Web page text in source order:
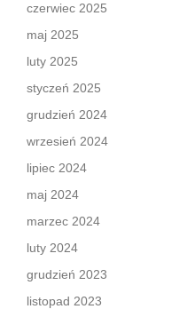
czerwiec 2025
maj 2025
luty 2025
styczeń 2025
grudzień 2024
wrzesień 2024
lipiec 2024
maj 2024
marzec 2024
luty 2024
grudzień 2023
listopad 2023